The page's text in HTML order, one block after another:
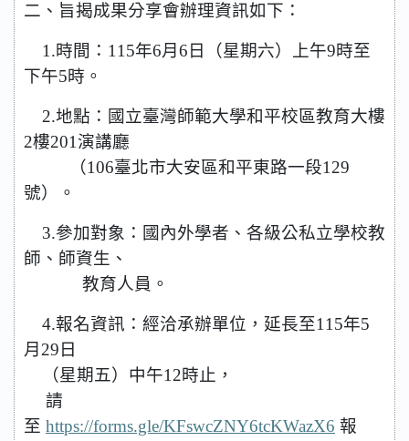
二、旨揭成果分享會辦理資訊如下：
1.時間： 115年6月 6 日（星期六）上午9時至
下午5時。
2.地點：國立臺灣師範大學和平校區教育大樓
2樓201演講廳
（106臺北市大安區和平東路一段129
號）。
3.參加對象：國內外學者、各級公私立學校教
師、師資生、
教育人員。
4.報名資訊：經洽承辦單位，延長至115年5
月 29 日
（星期五）中午12時止，
請
至 https://forms.gle/KFswcZNY6tcKWazX6 報